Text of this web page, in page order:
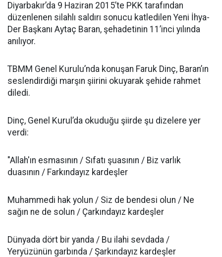
Diyarbakır’da 9 Haziran 2015’te PKK tarafından
düzenlenen silahlı saldırı sonucu katledilen Yeni İhya-
Der Başkanı Aytaç Baran, şehadetinin 11’inci yılında
anılıyor.
TBMM Genel Kurulu’nda konuşan Faruk Dinç, Baran’ın
seslendirdiği marşın şiirini okuyarak şehide rahmet
diledi.
Dinç, Genel Kurul’da okuduğu şiirde şu dizelere yer
verdi:
"Allah'ın esmasının / Sıfatı şuasının / Biz varlık
duasının / Farkındayız kardeşler
Muhammedi hak yolun / Siz de bendesi olun / Ne
sağın ne de solun / Çarkındayız kardeşler
Dünyada dört bir yanda / Bu ilahi sevdada /
Yeryüzünün garbında / Şarkındayız kardeşler